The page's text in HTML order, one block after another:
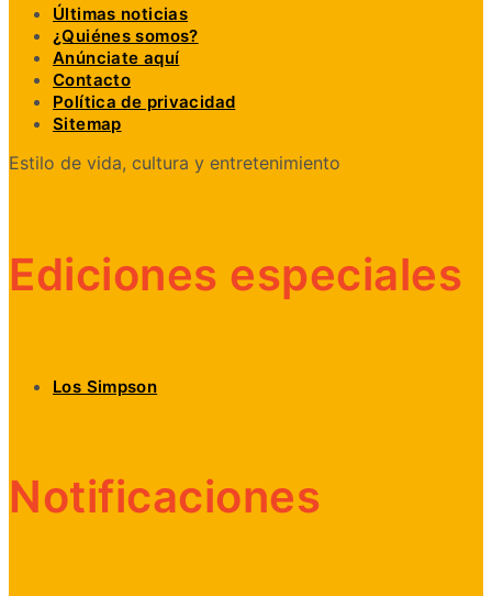
Últimas noticias
¿Quiénes somos?
Anúnciate aquí
Contacto
Política de privacidad
Sitemap
Estilo de vida, cultura y entretenimiento
Ediciones especiales
Los Simpson
Notificaciones